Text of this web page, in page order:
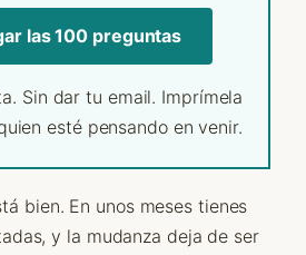
las 100 preguntas
Sin dar tu email. Imprímela
esté pensando en venir.
bien. En unos meses tienes
y la mudanza deja de ser